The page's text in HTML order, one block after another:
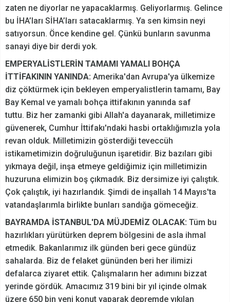
zaten ne diyorlar ne yapacaklarmış. Geliyorlarmış. Gelince
bu İHA’ları SİHA’ları satacaklarmış. Ya sen kimsin neyi
satıyorsun. Önce kendine gel. Çünkü bunların savunma
sanayi diye bir derdi yok.
EMPERYALİSTLERİN TAMAMI YAMALI BOHÇA
İTTİFAKININ YANINDA: Amerika'dan Avrupa'ya ülkemize
diz çöktürmek için bekleyen emperyalistlerin tamamı, Bay
Bay Kemal ve yamalı bohça ittifakının yanında saf
tuttu. Biz her zamanki gibi Allah'a dayanarak, milletimize
güvenerek, Cumhur İttifakı'ndaki hasbi ortaklığımızla yola
revan olduk. Milletimizin gösterdiği teveccüh
istikametimizin doğruluğunun işaretidir. Biz bazıları gibi
yıkmaya değil, inşa etmeye geldiğimiz için milletimizin
huzuruna elimizin boş çıkmadık. Biz dersimize iyi çalıştık.
Çok çalıştık, iyi hazırlandık. Şimdi de inşallah 14 Mayıs'ta
vatandaşlarımla birlikte bunları sandığa gömeceğiz.
BAYRAMDA İSTANBUL'DA MÜJDEMİZ OLACAK: Tüm bu
hazırlıkları yürütürken deprem bölgesini de asla ihmal
etmedik. Bakanlarımız ilk günden beri gece gündüz
sahalarda. Biz de felaket gününden beri her ilimizi
defalarca ziyaret ettik. Çalışmaların her adımını bizzat
yerinde gördük. Amacımız 319 bini bir yıl içinde olmak
üzere 650 bin yeni konut yaparak depremde yıkılan